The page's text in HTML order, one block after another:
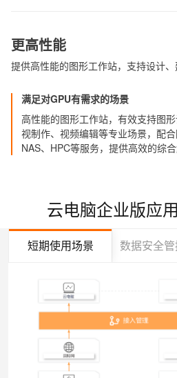
更高性能
提供高性能的图形工作站，支持设计
满足对GPU有需求的场景
高性能的图形工作站，有效支持图
视制作、视频编辑等专业场景，配合
NAS、HPC等服务，提供高效的综
云电脑企业版应
短期使用场景 数据安全